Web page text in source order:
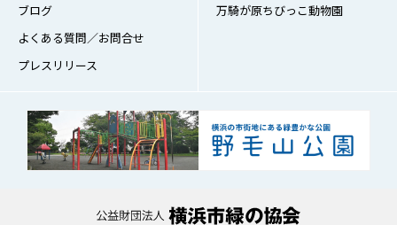
ブログ
よくある質問／お問合せ
プレスリリース
万騎が原ちびっこ動物園